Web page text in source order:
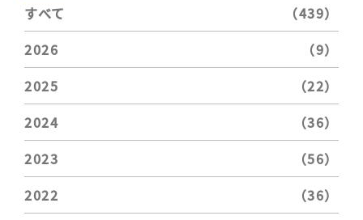
すべて
（439）
2026
（9）
2025
（22）
2024
（36）
2023
（56）
2022
（36）